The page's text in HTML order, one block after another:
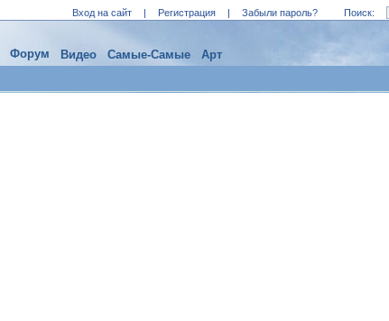
Вход на сайт | Регистрация | Забыли пароль? Поиск:
Форум Видео Самые-Самые Арт